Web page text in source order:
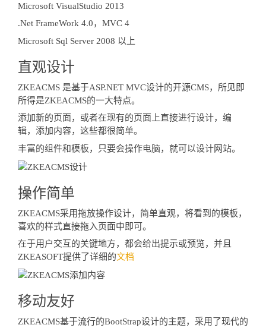
Microsoft VisualStudio 2013
.Net FrameWork 4.0，MVC 4
Microsoft Sql Server 2008 以上
直观设计
ZKEACMS 是基于ASP.NET MVC设计的开源CMS，所见即
所得是ZKEACMS的一大特点。
添加新的页面，或者在现有的页面上直接进行设计，编
辑，添加内容，这些都很简单。
丰富的组件和模板，只要会操作电脑，就可以设计网站。
操作简单
ZKEACMS采用拖放操作设计，简单直观，将看到的模板，
喜欢的样式直接拖入页面中即可。
在于用户交互的关键地方，都会给出提示或预览，并且
ZKEASOFT提供了详细的文档
移动友好
ZKEACMS基于流行的BootStrap设计的主题，采用了现代的